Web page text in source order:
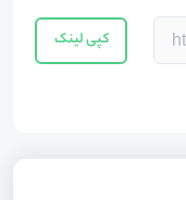
کپی لینک